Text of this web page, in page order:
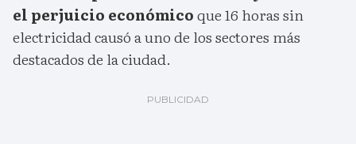
el perjuicio económicoque 16 horas sin
electricidad causó a uno de los sectores más
destacados de la ciudad.